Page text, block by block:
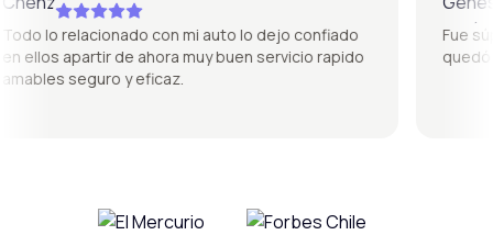
lo relacionado con mi auto lo dejo confiado
apartir de ahora muy buen servicio rapido
seguro y eficaz.
Fue
quedó